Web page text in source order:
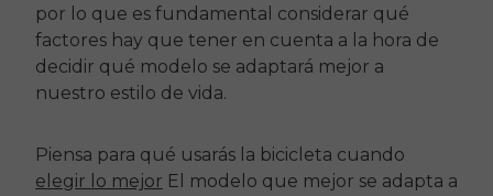
por lo que es fundamental considerar qué
factores hay que tener en cuenta a la hora de
decidir qué modelo se adaptará mejor a
nuestro estilo de vida.
Piensa para qué usarás la bicicleta cuando
elegir lo mejor El modelo que mejor se adapta a